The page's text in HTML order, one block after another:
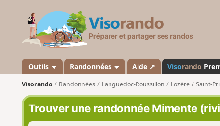
s
a
n
d
o
Outils Randonnées Aide ↗ Visorando
Visorando Randonnées Languedoc-Roussillon Lozère Saint-
Trouver une randonnée Mimente